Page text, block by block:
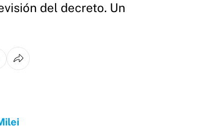
del decreto. Un